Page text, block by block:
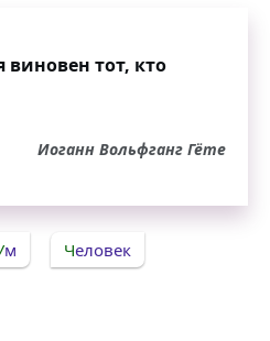
виновен тот, кто
Иоганн Вольфганг Гёте
Ум Человек